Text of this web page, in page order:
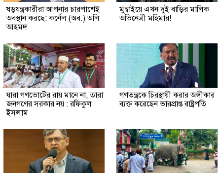
ষড়যন্ত্রকারীরা আপনার চারপাশেই
অবস্থান করছে: কর্নেল (অব.) অলি
আহমদ
মুম্বাইয়ে এখন দুই বাড়ির মালিক
অভিনেত্রী মহিমার!
যারা গণভোটের রায় মানে না, তারা
জনগণের সরকার নয় : রফিকুল
ইসলাম
গণতন্ত্রকে চিরস্থায়ী করার অঙ্গীকার
ব্যক্ত করেছেন ভারপ্রাপ্ত রাষ্ট্রপতি